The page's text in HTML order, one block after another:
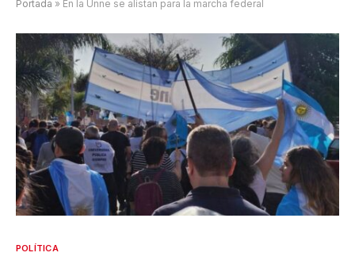
Portada » En la Unne se alistan para la marcha federal
POLÍTICA